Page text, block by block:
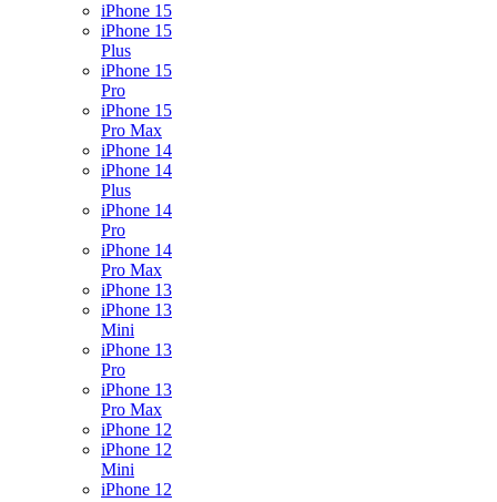
iPhone 15
iPhone 15
Plus
iPhone 15
Pro
iPhone 15
Pro Max
iPhone 14
iPhone 14
Plus
iPhone 14
Pro
iPhone 14
Pro Max
iPhone 13
iPhone 13
Mini
iPhone 13
Pro
iPhone 13
Pro Max
iPhone 12
iPhone 12
Mini
iPhone 12